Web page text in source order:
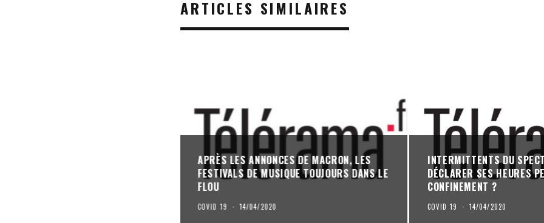
ARTICLES SIMILAIRES
APRÈS LES ANNONCES DE MACRON, LES
FESTIVALS DE MUSIQUE TOUJOURS DANS LE
FLOU
COVID 19 · 14/04/2020
INTERMITTENTS DU
DÉCLARER SES HEURES
CONFINEMENT ?
COVID 19 · 14/04/2020